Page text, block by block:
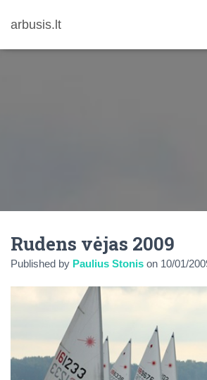
arbusis.lt
Rudens vėjas 2009
Published by Paulius Stonis on 10/01/